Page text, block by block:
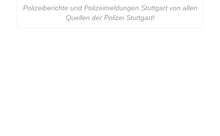
Polizeiberichte und Polizeimeldungen Stuttgart von allen
Quellen der Polizei Stuttgart!